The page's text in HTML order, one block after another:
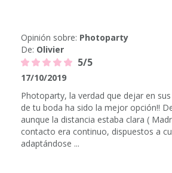
Opinión sobre: Photoparty
De: Olivier
5/5
17/10/2019
Photoparty, la verdad que dejar en
de tu boda ha sido la mejor opción!!
aunque la distancia estaba clara (
contacto era continuo, dispuestos a
adaptándose ...